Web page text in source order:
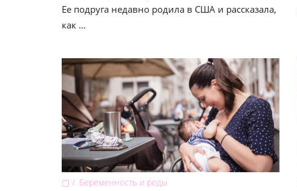
Ее подруга недавно родила в США и рассказала,
как …
▢ Беременность и роды